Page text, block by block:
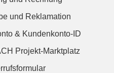
und Reklamation
& Kundenkonto-ID
Projekt-Marktplatz